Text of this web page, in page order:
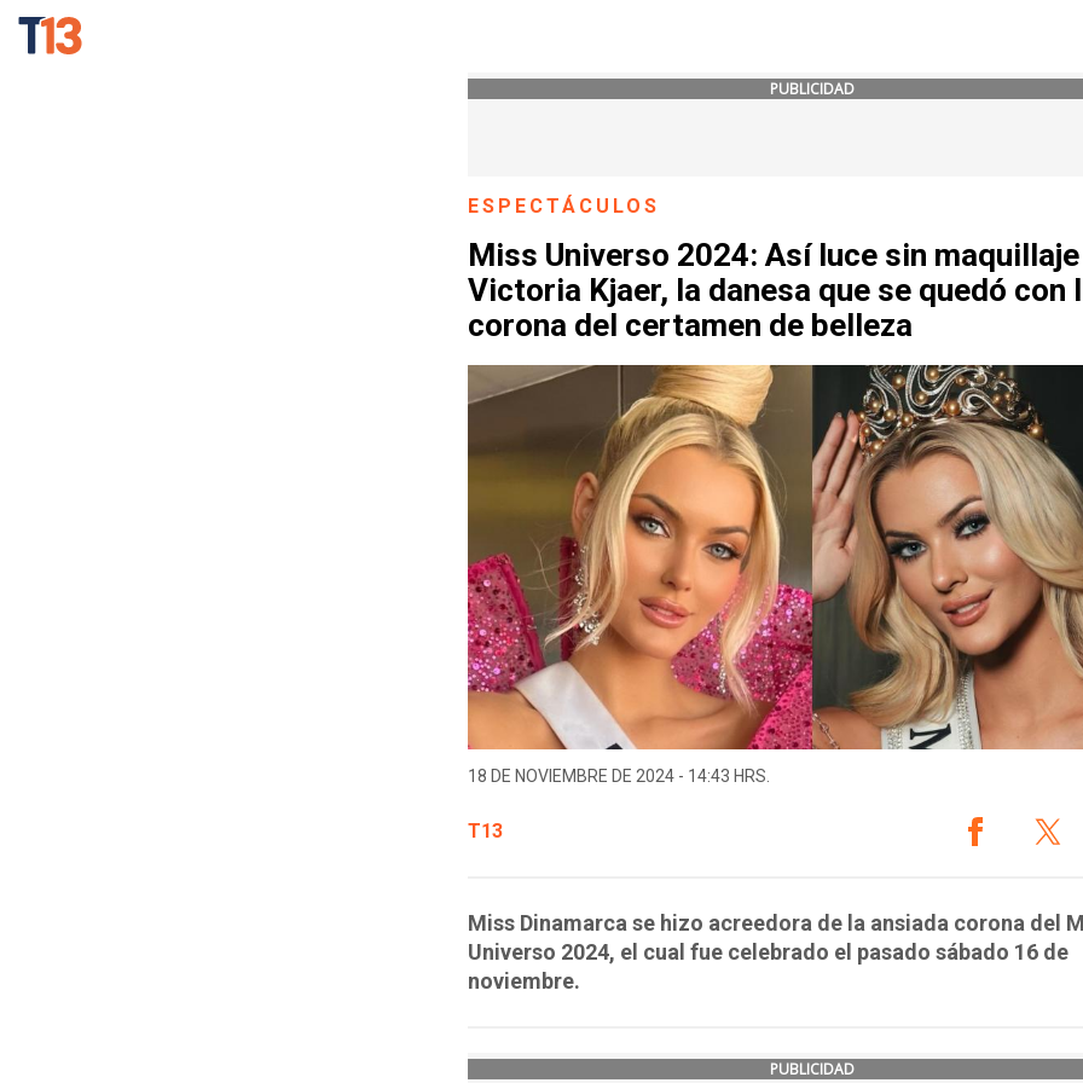
PUBLICIDAD
ESPECTÁCULOS
Miss Universo 2024: Así luce sin maquillaje
Victoria Kjaer, la danesa que se quedó con
corona del certamen de belleza
18 DE NOVIEMBRE DE 2024 - 14:43 HRS.
T13
Miss Dinamarca se hizo acreedora de la ansiada corona del
Universo 2024, el cual fue celebrado el pasado sábado 16 de
noviembre.
PUBLICIDAD